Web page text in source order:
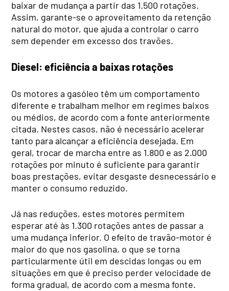
baixar de mudança a partir das 1.500 rotações.
Assim, garante-se o aproveitamento da retenção
natural do motor, que ajuda a controlar o carro
sem depender em excesso dos travões.
Diesel: eficiência a baixas rotações
Os motores a gasóleo têm um comportamento
diferente e trabalham melhor em regimes baixos
ou médios, de acordo com a fonte anteriormente
citada. Nestes casos, não é necessário acelerar
tanto para alcançar a eficiência desejada. Em
geral, trocar de marcha entre as 1.800 e as 2.000
rotações por minuto é suficiente para garantir
boas prestações, evitar desgaste desnecessário e
manter o consumo reduzido.
Já nas reduções, estes motores permitem
esperar até às 1.300 rotações antes de passar a
uma mudança inferior. O efeito de travão-motor é
maior do que nos gasolina, o que se torna
particularmente útil em descidas longas ou em
situações em que é preciso perder velocidade de
forma gradual, de acordo com a mesma fonte.